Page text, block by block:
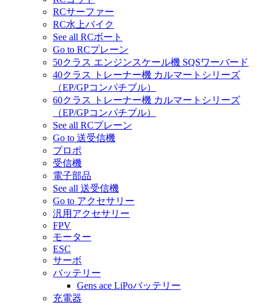
RCサーファー
RC水上バイク
See all RCボート
Go to RCプレーン
50クラス エンジンスケール機 SQSワーバード
40クラス トレーナー機 カルマートシリーズ
（EP/GPコンパチブル）
60クラス トレーナー機 カルマートシリーズ
（EP/GPコンパチブル）
See all RCプレーン
Go to 送受信機
プロポ
受信機
電子部品
See all 送受信機
Go to アクセサリー
汎用アクセサリー
FPV
モーター
ESC
サーボ
バッテリー
Gens ace LiPoバッテリー
充電器